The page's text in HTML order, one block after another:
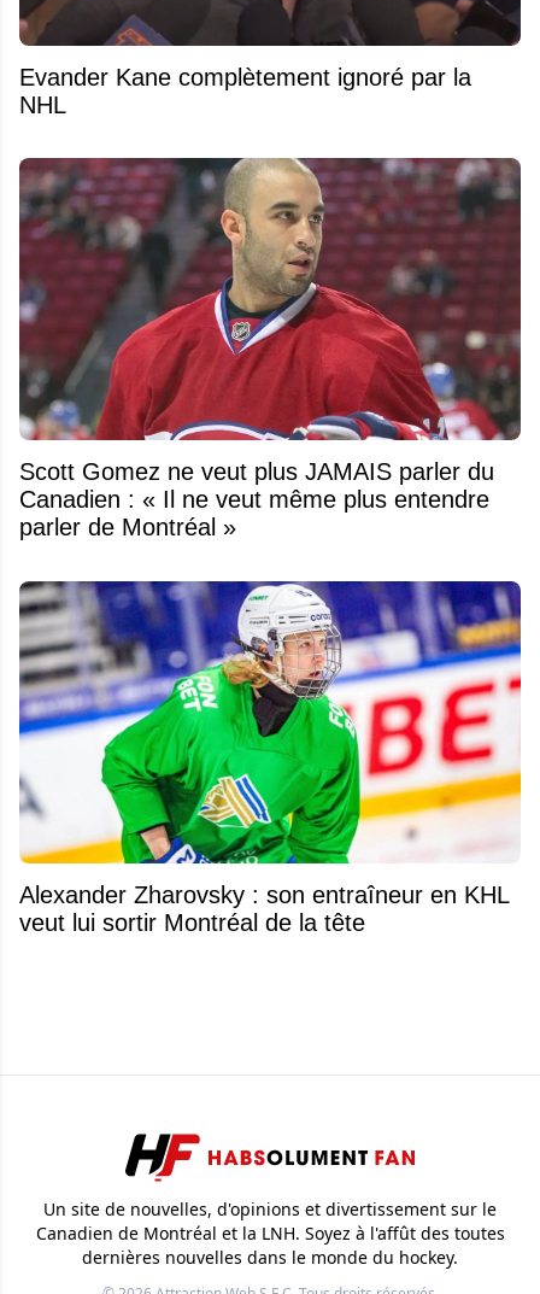
Evander Kane complètement ignoré par la
NHL
Scott Gomez ne veut plus JAMAIS parler du
Canadien : « Il ne veut même plus entendre
parler de Montréal »
Alexander Zharovsky : son entraîneur en KHL
veut lui sortir Montréal de la tête
Un site de nouvelles, d'opinions et divertissement sur le
Canadien de Montréal et la LNH. Soyez à l'affût des toutes
dernières nouvelles dans le monde du hockey.